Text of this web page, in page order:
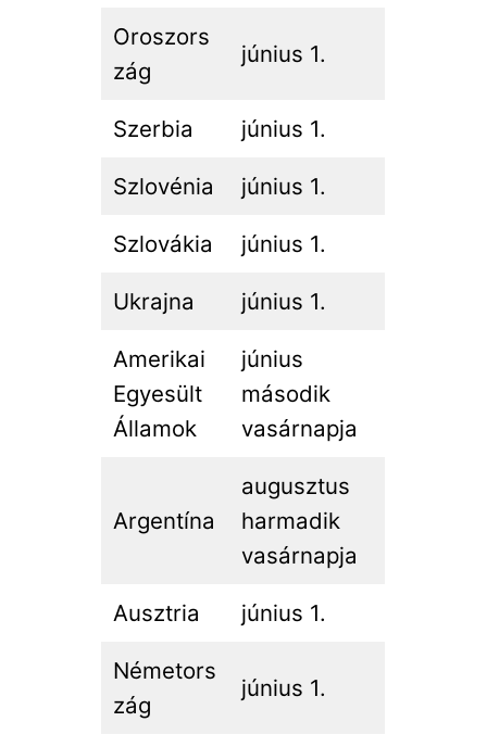
Oroszors
zág
június 1.
Szerbia június 1.
Szlovénia június 1.
Szlovákia június 1.
Ukrajna június 1.
Amerikai
Egyesült
Államok
június
második
vasárnapja
Argentína
augusztus
harmadik
vasárnapja
Ausztria június 1.
Németors
zág
június 1.